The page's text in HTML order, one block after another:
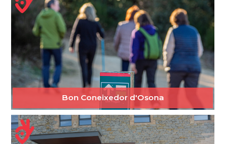
Bon Coneixedor d'Osona